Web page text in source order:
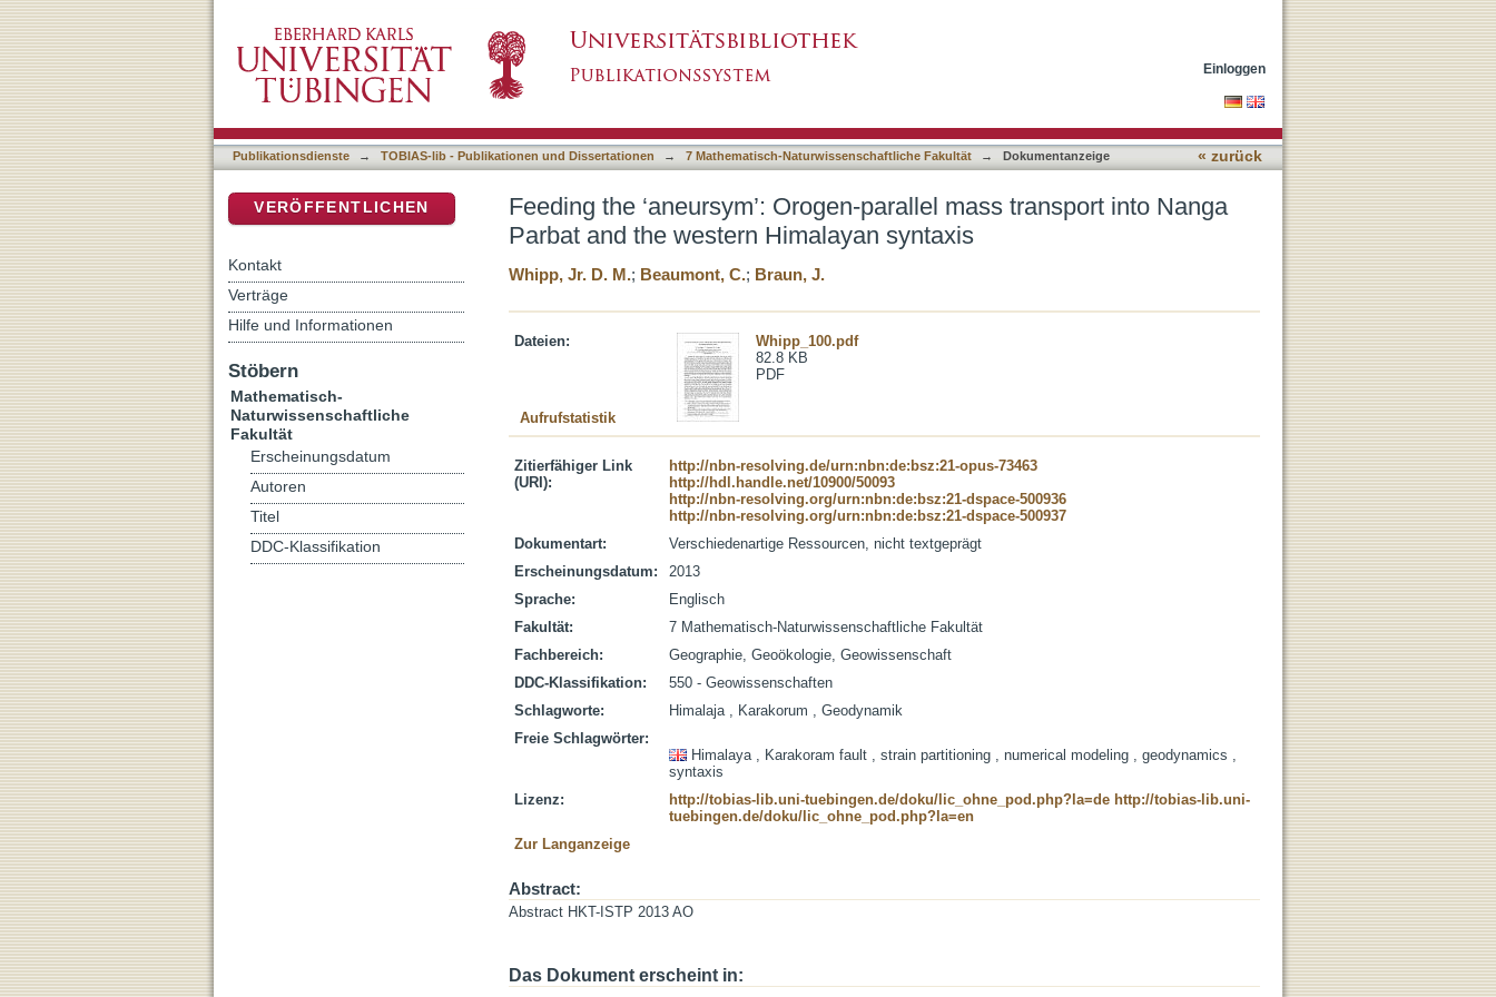
Himalayan syntaxis
Einloggen
Publikationsdienste → TOBIAS-lib - Publikationen und Dissertationen → 7 Mathematisch-Naturwissenschaftliche Fakultät → Dokumentanzeige « zurück
Feeding the ‘aneursym’: Orogen-parallel mass transport into Nanga
Parbat and the western Himalayan syntaxis
Whipp, Jr. D. M.; Beaumont, C.; Braun, J.
Dateien:
Whipp_100.pdf
82.8 KB
PDF
Aufrufstatistik
Zitierfähiger Link
(URI):
http://nbn-resolving.de/urn:nbn:de:bsz:21-opus-73463
http://hdl.handle.net/10900/50093
http://nbn-resolving.org/urn:nbn:de:bsz:21-dspace-500936
http://nbn-resolving.org/urn:nbn:de:bsz:21-dspace-500937
Dokumentart:
Verschiedenartige Ressourcen, nicht textgeprägt
Erscheinungsdatum:
2013
Sprache:
Englisch
Fakultät:
7 Mathematisch-Naturwissenschaftliche Fakultät
Fachbereich:
Geographie, Geoökologie, Geowissenschaft
DDC-Klassifikation:
550 - Geowissenschaften
Schlagworte:
Himalaja , Karakorum , Geodynamik
Freie Schlagwörter:
Himalaya , Karakoram fault , strain partitioning , numerical modeling , geodynamics ,
syntaxis
Lizenz:
http://tobias-lib.uni-tuebingen.de/doku/lic_ohne_pod.php?la=de http://tobias-lib.uni-
tuebingen.de/doku/lic_ohne_pod.php?la=en
Zur Langanzeige
Abstract:
Abstract HKT-ISTP 2013 AO
Das Dokument erscheint in:
VERÖFFENTLICHEN
Kontakt
Verträge
Hilfe und Informationen
Stöbern
Mathematisch-
Naturwissenschaftliche
Fakultät
Erscheinungsdatum
Autoren
Titel
DDC-Klassifikation